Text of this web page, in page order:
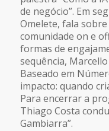
de negócio”. Em
Omelete, fala sobre
comunidade on e
formas de
sequência,
Baseado em
impacto: quando
Para encerrar a
Thiago Costa
Gambiarra”.